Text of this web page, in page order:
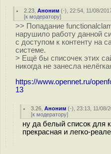
2.23 ,Аноним (-), 22:54, 11/08/
[к модератору]
>> Попадание
нарушило работу данной
с доступом к контенту на
системе.
> Ещё бы списочек этих
никогда не занесла
https://www.opennet.ru/
13
3.26 ,Аноним (-), 23:13, 11/08/
[к модератору]
ну да белый список для
прекрасная и легко-